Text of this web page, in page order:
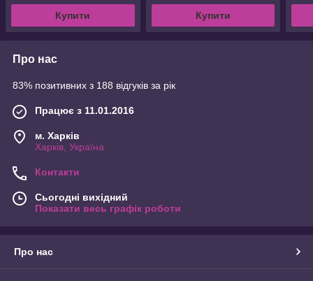
Купити Купити
Про нас
83% позитивних з 188 відгуків за рік
Працює з 11.01.2016
м. Харків
Харків, Україна
Контакти
Сьогодні вихідний
Показати весь графік роботи
Про нас